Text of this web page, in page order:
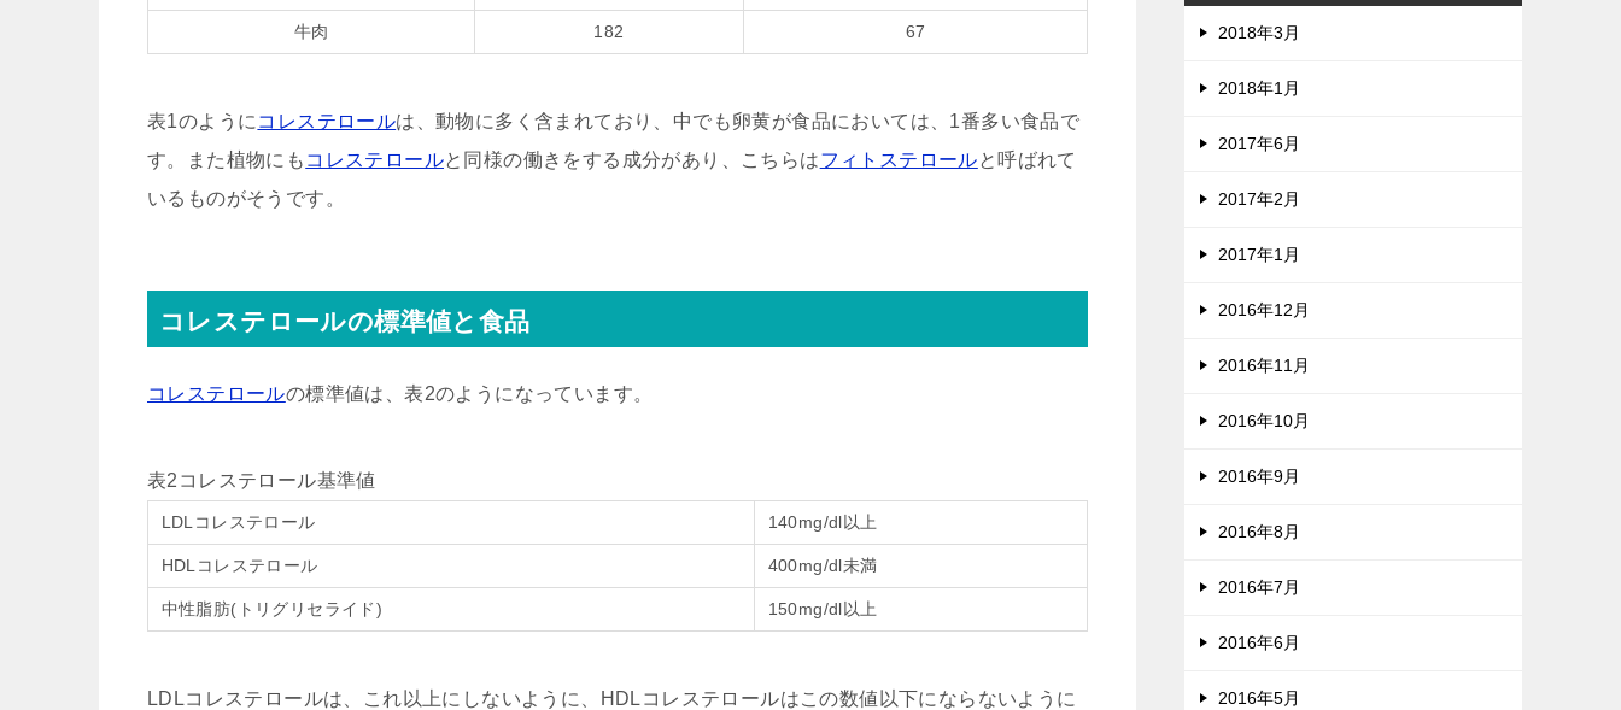
牛肉 182 67
表1のように コレステロールは、動物に多く含まれており、中でも卵黄が食品においては、1番多い食品で
す。また植物にも コレステロールと同様の働きをする成分があり、こちらはフィトステロールと呼ばれて
いるものがそうです。
コレステロールの標準値と食品
コレステロールの標準値は、表2のようになっています。
表2コレステロール基準値
LDLコレステロール 140mg/dl以上
HDLコレステロール 400mg/dl未満
中性脂肪(トリグリセライド) 150mg/dl以上
LDLコレステロールは、これ以上にしないように、HDLコレステロールはこの数値以下にならないように
2018年3月
2018年1月
2017年6月
2017年2月
2017年1月
2016年12月
2016年11月
2016年10月
2016年9月
2016年8月
2016年7月
2016年6月
2016年5月